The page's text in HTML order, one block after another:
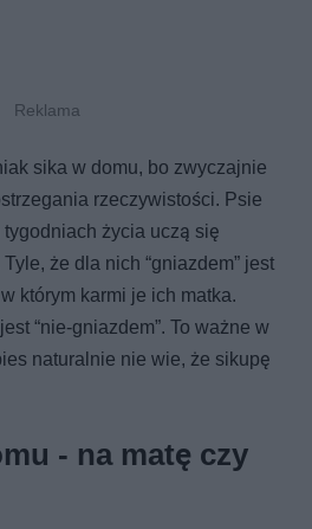
sika w domu, bo zwyczajnie
rzeczywistości. Psie
życia uczą się
że dla nich “gniazdem” jest
którym karmi je ich matka.
“nie-gniazdem”. To ważne w
naturalnie nie wie, że sikupę
- na matę czy